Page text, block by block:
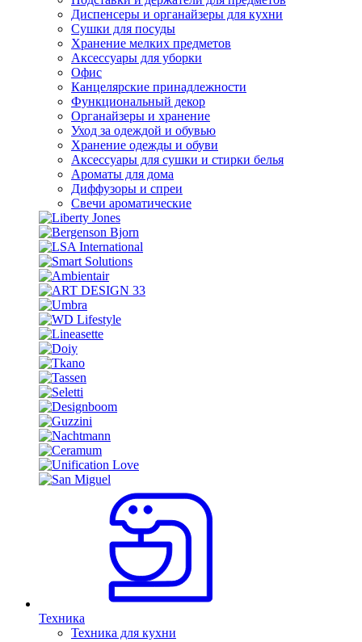
Диспенсеры и органайзеры для кухни
Сушки для посуды
Хранение мелких предметов
Аксессуары для уборки
Офис
Канцелярские принадлежности
Функциональный декор
Органайзеры и хранение
Уход за одеждой и обувью
Хранение одежды и обуви
Аксессуары для сушки и стирки белья
Ароматы для дома
Диффузоры и спреи
Свечи ароматические
Техника
Техника для кухни